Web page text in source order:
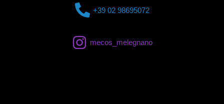
+39 02 98695072
mecos_melegnano